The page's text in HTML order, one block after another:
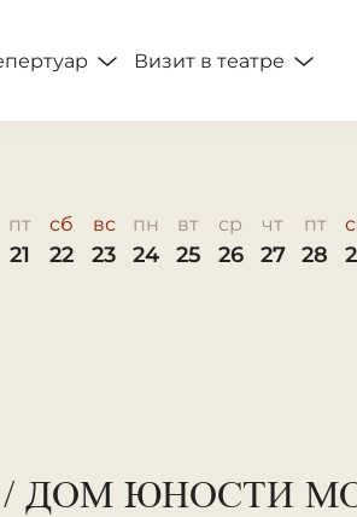
Визит в театре
пт
21
сб
22
вс
23
пн
24
вт
25
ср
26
чт
27
пт
28
/ ДОМ ЮНОСТИ